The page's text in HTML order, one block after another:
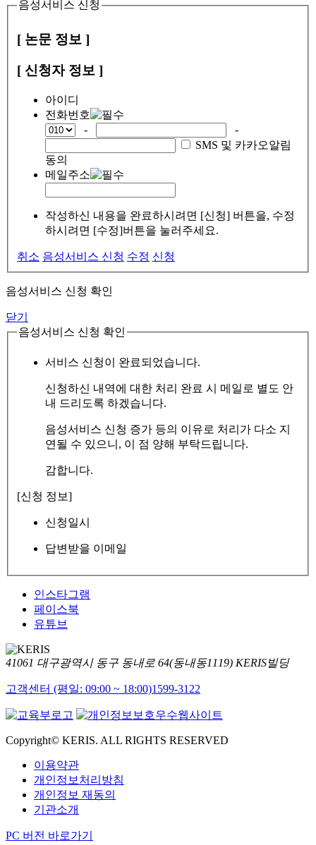
음성서비스 신청
[ 논문 정보 ]
[ 신청자 정보 ]
아이디
전화번호
-
-
SMS 및 카카오알림
동의
메일주소
작성하신 내용을 완료하시려면 [신청] 버튼을, 수정
하시려면 [수정]버튼을 눌러주세요.
취소 음성서비스 신청 수정 신청
음성서비스 신청 확인
닫기
음성서비스 신청 확인
서비스 신청이 완료되었습니다.
신청하신 내역에 대한 처리 완료 시 메일로 별도 안
내 드리도록 하겠습니다.
음성서비스 신청 증가 등의 이유로 처리가 다소 지
연될 수 있으니, 이 점 양해 부탁드립니다.
감합니다.
[신청 정보]
신청일시
답변받을 이메일
인스타그램
페이스북
유튜브
41061 대구광역시 동구 동내로 64(동내동1119) KERIS빌딩
고객센터 (평일: 09:00 ~ 18:00)1599-3122
Copyright© KERIS. ALL RIGHTS RESERVED
이용약관
개인정보처리방침
개인정보 재동의
기관소개
PC 버전 바로가기